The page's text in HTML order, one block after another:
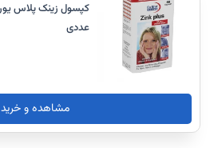
عددی
مشاهده و خرید